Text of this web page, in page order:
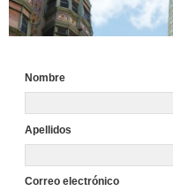
Nombre
Apellidos
Correo electrónico